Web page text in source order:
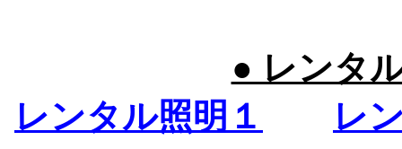
● レンタ
レンタル照明１
レ